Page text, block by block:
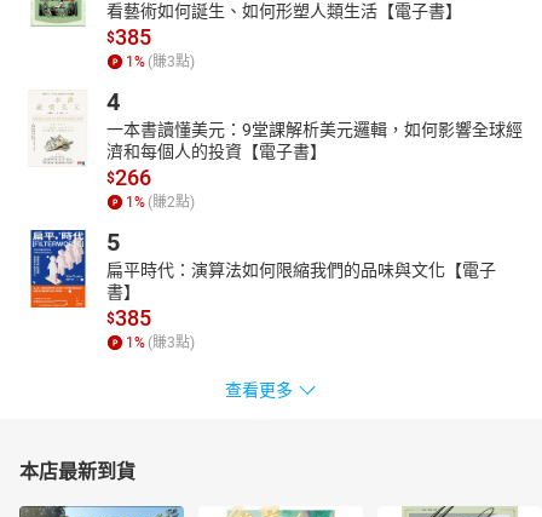
呂苡榕
《鏡週刊》文化組記者。曾任《台灣立報》、《新新聞》、端傳媒
和《今周刊》記者，關注社政、環境和勞工等議題。二〇二〇年報
導高齡經濟弱勢者的租屋困境議題，開始關心臺灣超高齡社會降臨
後，伴隨而來的老齡貧窮問題。
【朗讀者簡介】
員、音樂劇演員、影視演員及爵士歌手。劇場演出經歷有音樂劇
《飲食男女》、《何日君再來》、《渭水春風》、《傾城記》等。
於2020年加入鏡好聽學院擔任聲音主播，在鏡好聽的有聲書作品有
《師大公園地下社會》、《一個乾淨明亮的地方》、《我們的時
代》、《薩提爾的守護之心》、《對話的力量》、《成為真正的
人》、《山、雲與蕃人》、《為什麼我們要在意美國？》、《八尺
鄭佳如
看藝術如何誕生、如何形塑人類生活【電子書】
$385
1 % (賺3點)
4
一本書讀懂美元：9堂課解析美元邏輯，如何影響全球經
濟和每個人的投資【電子書】
$266
1 % (賺2點)
5
扁平時代：演算法如何限縮我們的品味與文化【電子
書】
$385
1 % (賺3點)
查看更多
本店最新到貨